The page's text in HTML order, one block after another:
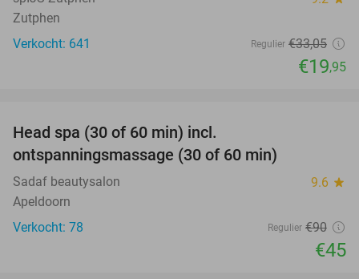
Zutphen
Verkocht: 641
Regulier €33,05
€19,95
Head spa (30 of 60 min) incl.
ontspanningsmassage (30 of 60 min)
Sadaf beautysalon 9.6 star
Apeldoorn
Verkocht: 78
Regulier €90
€45